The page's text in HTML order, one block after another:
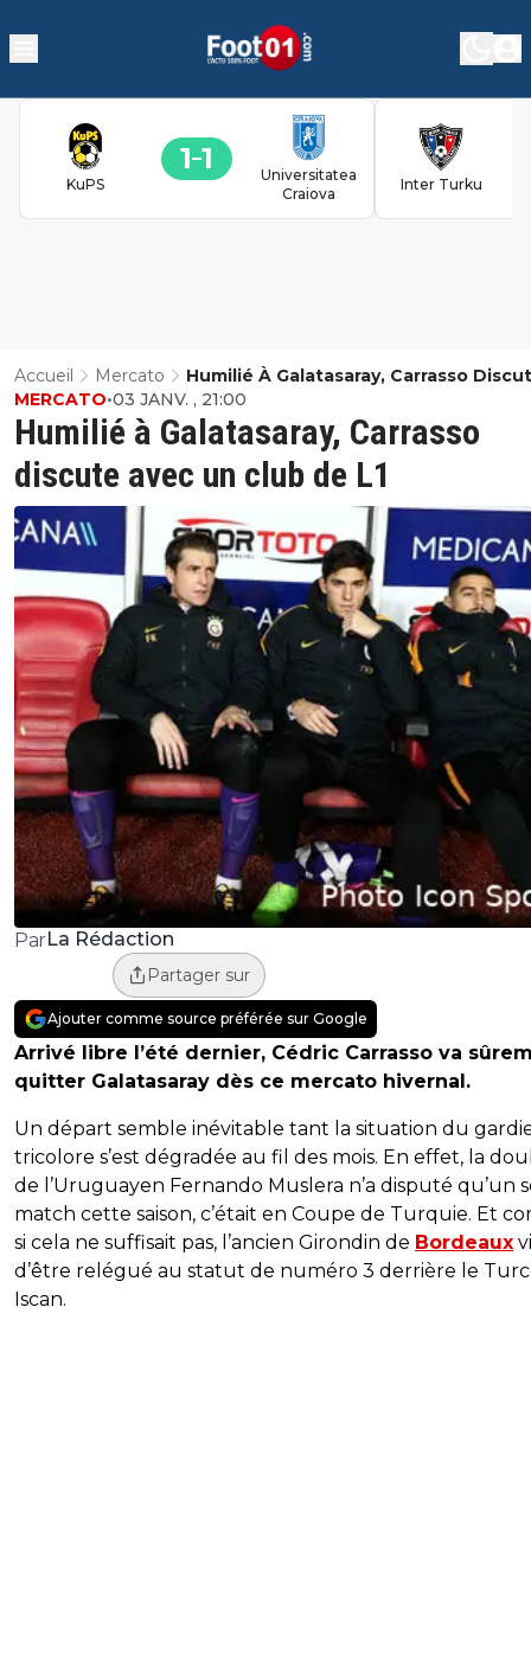
KuPS
1 1
Universitatea
Craiova
Inter Turku
Accueil Mercato
Humilié À Galatasaray, Carrasso
Avec Un Club De L1
Humilié à Galatasaray, Carrasso
discute avec un club de L1
MERCATO•03 JANV. , 21:00
ParLa Rédaction
Partager sur
Ajouter comme source préférée sur Google
Arrivé libre l’été dernier, Cédric Carrasso va
quitter Galatasaray dès ce mercato hivernal.
Un départ semble inévitable tant la situation du
tricolore s’est dégradée au fil des mois. En effet, la
de l’Uruguayen Fernando Muslera n’a disputé qu’un
match cette saison, c’était en Coupe de Turquie. Et
si cela ne suffisait pas, l’ancien Girondin de Bordeaux
d’être relégué au statut de numéro 3 derrière le Turc
Iscan.